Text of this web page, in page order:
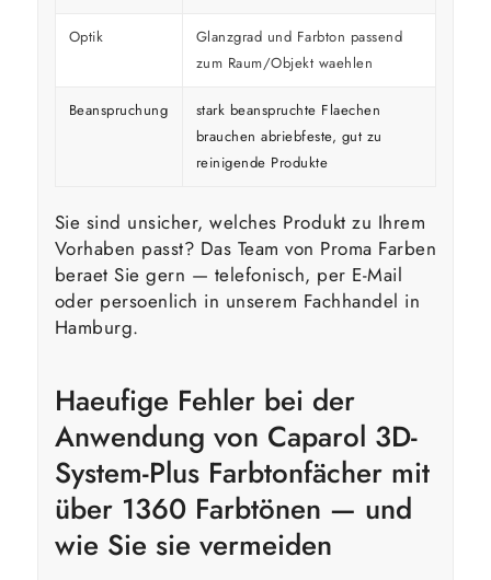
Optik
Glanzgrad und Farbton passend
zum Raum/Objekt waehlen
Beanspruchung
stark beanspruchte Flaechen
brauchen abriebfeste, gut zu
reinigende Produkte
Sie sind unsicher, welches Produkt zu Ihrem
Vorhaben passt? Das Team von Proma Farben
beraet Sie gern — telefonisch, per E-Mail
oder persoenlich in unserem Fachhandel in
Hamburg.
Haeufige Fehler bei der
Anwendung von Caparol 3D-
System-Plus Farbtonfächer mit
über 1360 Farbtönen — und
wie Sie sie vermeiden